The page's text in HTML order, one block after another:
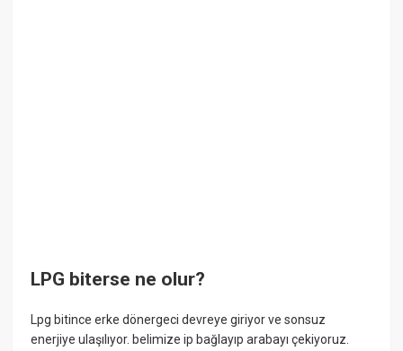
LPG biterse ne olur?
Lpg bitince erke dönergeci devreye giriyor ve sonsuz
enerjiye ulaşılıyor. belimize ip bağlayıp arabayı çekiyoruz.